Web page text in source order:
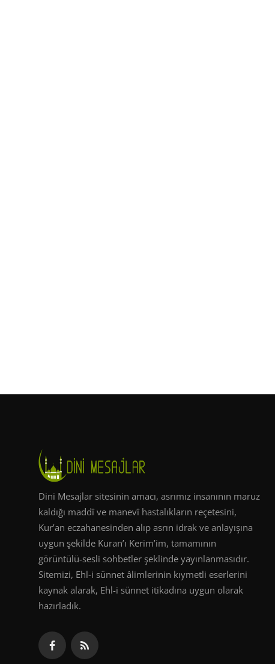
Dini Mesajlar sitesinin amacı, asrımız insanının maruz
kaldığı maddî ve manevî hastalıkların reçetesini,
Kur’an eczahanesinden alıp asrın idrak ve anlayışına
uygun şekilde Kuran’ı Kerim’im, tamamının
görüntülü-sesli sohbetler şeklinde yayınlanmasıdır.
Sitemizi, Ehl-i sünnet âlimlerinin kıymetli eserlerini
kaynak alarak, Ehl-i sünnet itikadına uygun olarak
hazırladık.